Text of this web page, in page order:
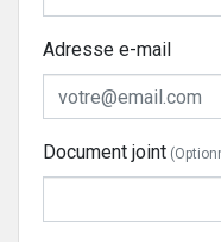
Adresse e-mail
Document joint